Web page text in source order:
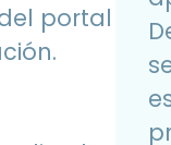
portal